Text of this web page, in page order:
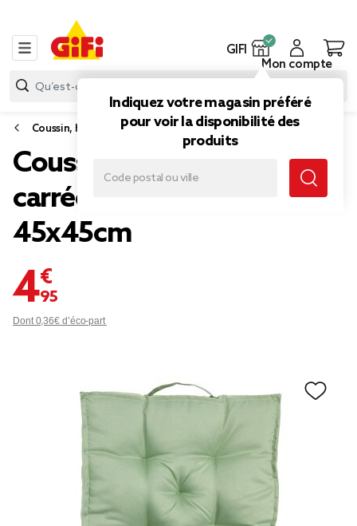
GIFI
Indiquez votre magasin préféré
pour voir la disponibilité des
produits
Mon compte
Coussin, housse de coussin et rembourrage
Coussin de sol assise
carrée matelassée vert
45x45cm
4,95 €
Dont 0,36€ d’éco-part